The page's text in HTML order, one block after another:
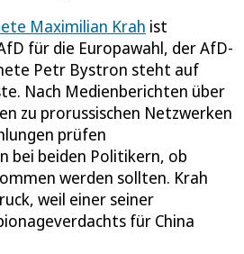
Maximilian Krah ist
für die Europawahl, der AfD-
Petr Bystron steht auf
Nach Medienberichten über
zu prorussischen Netzwerken
prüfen
bei beiden Politikern, ob
werden sollten. Krah
weil einer seiner
für China